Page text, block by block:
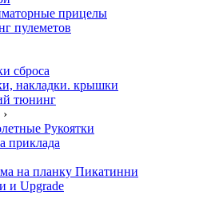
прицелы
пулеметов
сброса
накладки. крышки
тюнинг
›
Рукоятки
приклада
на планку Пикатинни
и Upgrade